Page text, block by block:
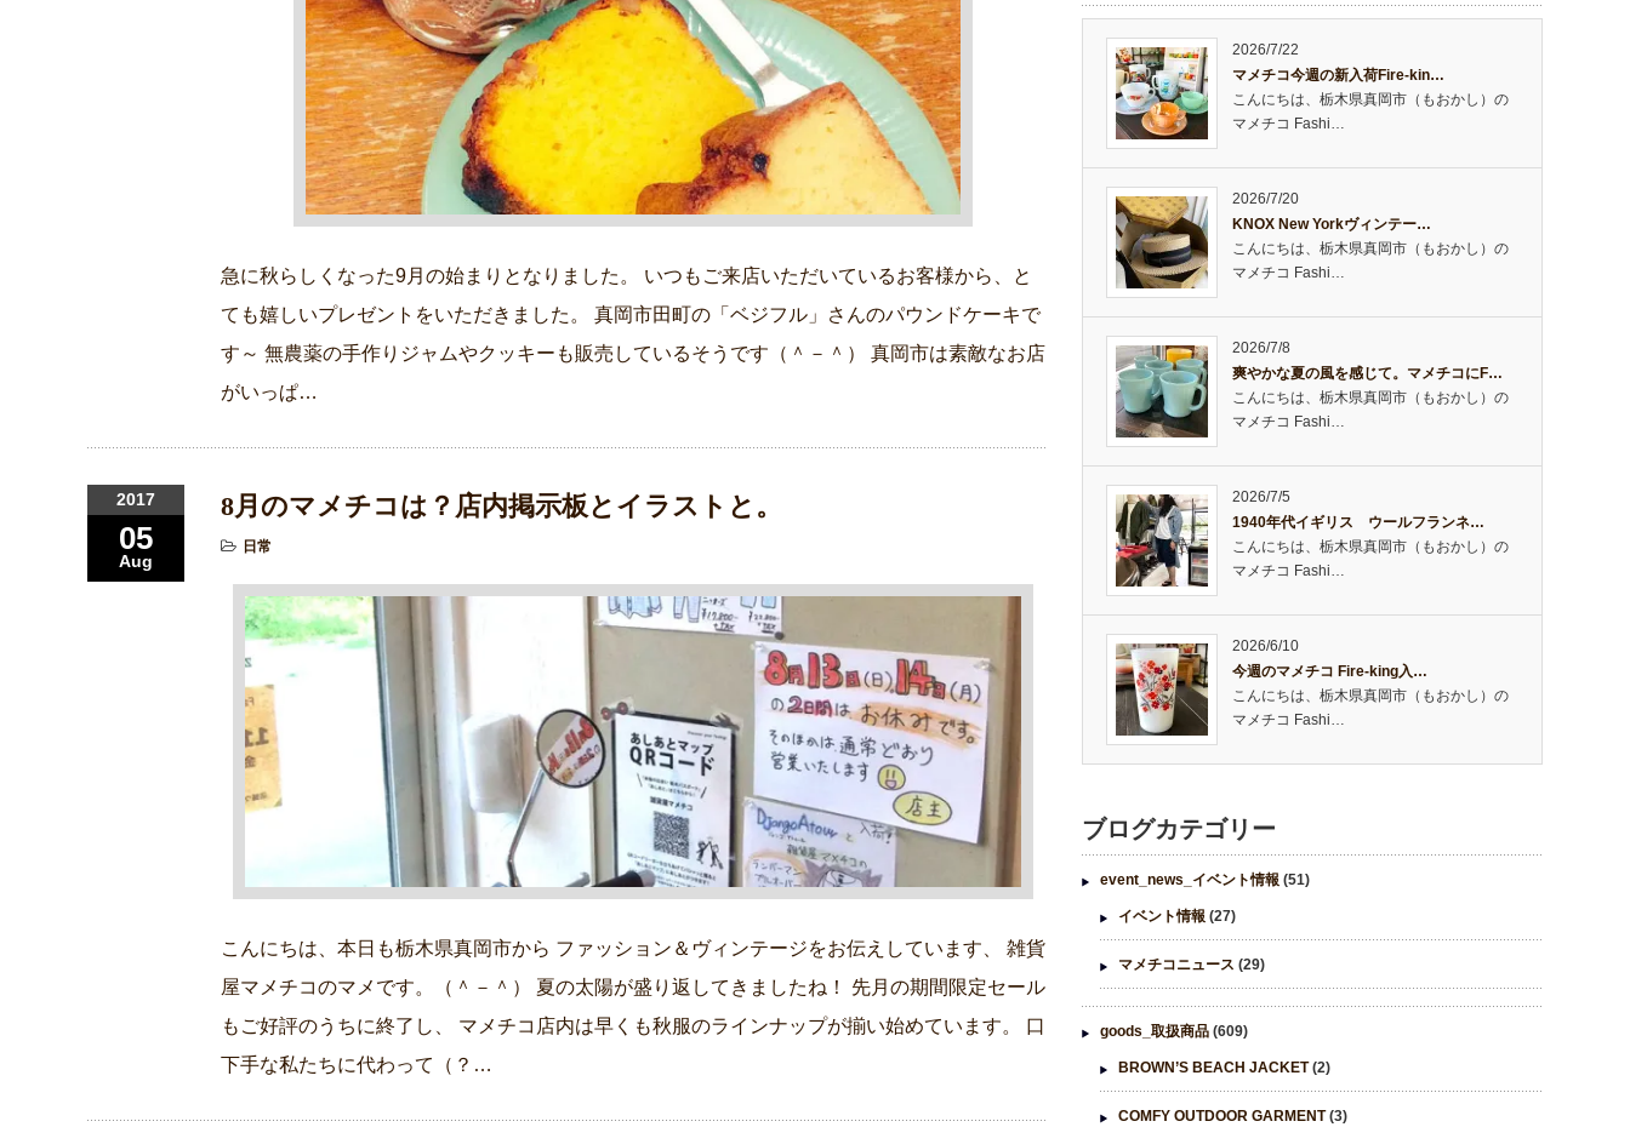
急に秋らしくなった9月の始まりとなりました。 いつもご来店いただいているお客様から、と
ても嬉しいプレゼントをいただきました。 真岡市田町の「ベジフル」さんのパウンドケーキで
す～ 無農薬の手作りジャムやクッキーも販売しているそうです（＾－＾） 真岡市は素敵なお店
がいっぱ…
2017
05
Aug
8月のマメチコは？店内掲示板とイラストと。
日常
こんにちは、本日も栃木県真岡市から ファッション＆ヴィンテージをお伝えしています、 雑貨
屋マメチコのマメです。（＾－＾） 夏の太陽が盛り返してきましたね！ 先月の期間限定セール
もご好評のうちに終了し、 マメチコ店内は早くも秋服のラインナップが揃い始めています。 口
下手な私たちに代わって（？…
2026/7/22
マメチコ今週の新入荷Fire-kin…
こんにちは、栃木県真岡市（もおかし）の
マメチコ Fashi…
2026/7/20
KNOX New Yorkヴィンテー…
こんにちは、栃木県真岡市（もおかし）の
マメチコ Fashi…
2026/7/8
爽やかな夏の風を感じて。マメチコにF…
こんにちは、栃木県真岡市（もおかし）の
マメチコ Fashi…
2026/7/5
1940年代イギリス ウールフランネ…
こんにちは、栃木県真岡市（もおかし）の
マメチコ Fashi…
2026/6/10
今週のマメチコ Fire-king入…
こんにちは、栃木県真岡市（もおかし）の
マメチコ Fashi…
ブログカテゴリー
event_news_イベント情報 (51)
イベント情報 (27)
マメチコニュース (29)
goods_取扱商品 (609)
BROWN’S BEACH JACKET(2)
COMFY OUTDOOR GARMENT(3)